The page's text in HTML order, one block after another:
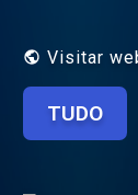
Visitar
TUDO